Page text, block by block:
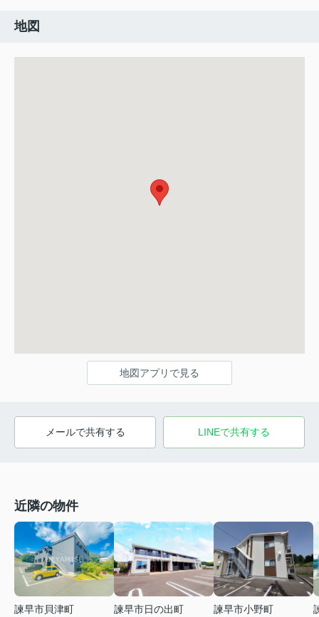
地図
地図アプリで見る
メールで共有する LINEで共有する
近隣の物件
諫早市貝津町
諫早市日の出町
諫早市小野町